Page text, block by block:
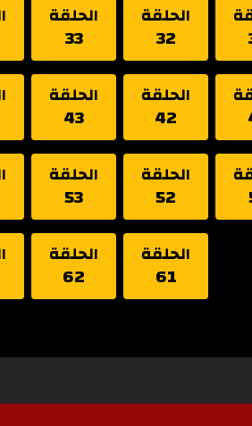
الحلقة
32
الحلقة
33
الحلقة
42
الحلقة
43
الحلقة
52
الحلقة
53
الحلقة
61
الحلقة
62